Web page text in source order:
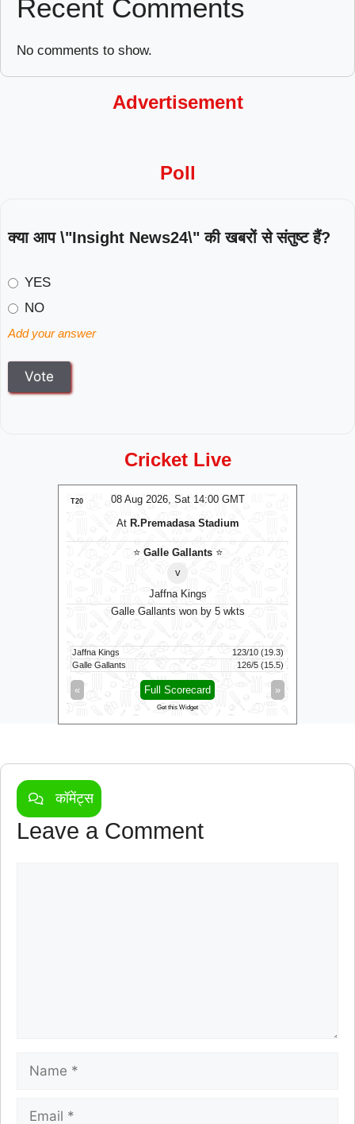
Recent Comments
No comments to show.
Advertisement
Poll
क्या आप \"Insight News24\" की खबरों से संतुष्ट हैं?
YES
NO
Add your answer
Cricket Live
08 Aug 2026, Sat 14:00 GMT
T20
At R.Premadasa Stadium
⭐Galle Gallants ⭐
v
Jaffna Kings
Galle Gallants won by 5 wkts
Jaffna Kings
123/10 (19.3)
Galle Gallants
126/5 (15.5)
« »
Full Scorecard
Get this Widget
कॉमेंट्स
Leave a Comment